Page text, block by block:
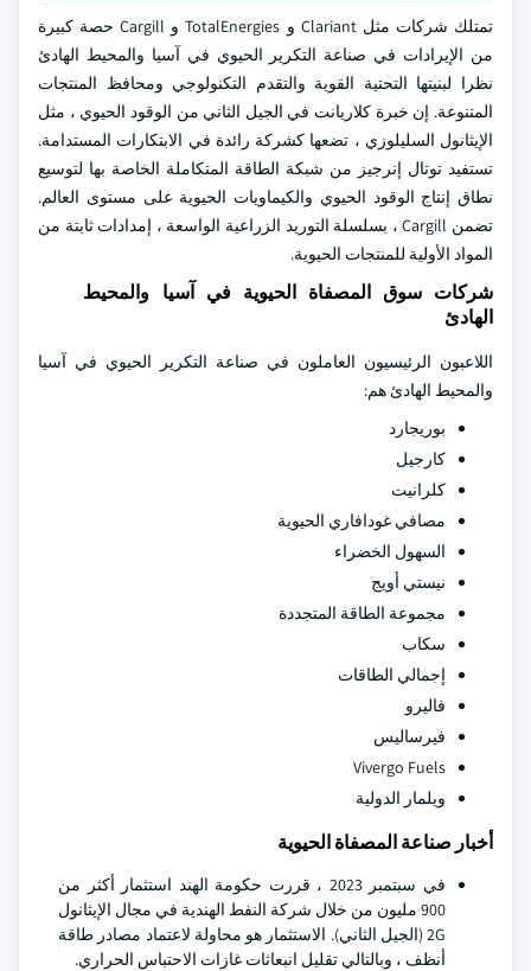
تمتلك شركات مثل Clariant و TotalEnergies و Cargill حصة كبيرة
من الإيرادات في صناعة التكرير الحيوي في آسيا والمحيط الهادئ
نظرا لبنيتها التحتية القوية والتقدم التكنولوجي ومحافظ المنتجات
المتنوعة. إن خبرة كلاريانت في الجيل الثاني من الوقود الحيوي ، مثل
الإيثانول السليلوزي ، تضعها كشركة رائدة في الابتكارات المستدامة.
تستفيد توتال إنرجيز من شبكة الطاقة المتكاملة الخاصة بها لتوسيع
نطاق إنتاج الوقود الحيوي والكيماويات الحيوية على مستوى العالم.
تضمن Cargill ، بسلسلة التوريد الزراعية الواسعة ، إمدادات ثابتة من
المواد الأولية للمنتجات الحيوية.
شركات سوق المصفاة الحيوية في آسيا والمحيط
الهادئ
اللاعبون الرئيسيون العاملون في صناعة التكرير الحيوي في آسيا
والمحيط الهادئ هم:
بوريجارد
كارجيل
كلرانيت
مصافي غودافاري الحيوية
السهول الخضراء
نيستي أويج
مجموعة الطاقة المتجددة
سكاب
إجمالي الطاقات
فاليرو
فيرساليس
Vivergo Fuels
ويلمار الدولية
أخبار صناعة المصفاة الحيوية
في سبتمبر 2023 ، قررت حكومة الهند استثمار أكثر من
900 مليون من خلال شركة النفط الهندية في مجال الإيثانول
2G (الجيل الثاني). الاستثمار هو محاولة لاعتماد مصادر طاقة
أنظف ، وبالتالي تقليل انبعاثات غازات الاحتباس الحراري.